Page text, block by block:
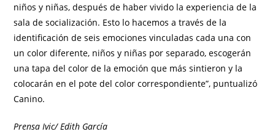
niños y niñas, después de haber vivido la experiencia de la
sala de socialización. Esto lo hacemos a través de la
identificación de seis emociones vinculadas cada una con
un color diferente, niños y niñas por separado, escogerán
una tapa del color de la emoción que más sintieron y la
colocarán en el pote del color correspondiente”, puntualizó
Canino.
Prensa Ivic/ Edith García